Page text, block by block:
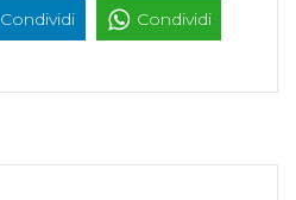
Condividi Condividi